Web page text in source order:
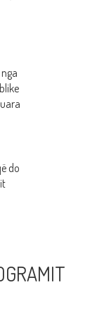
do
partnerëve të projektit.